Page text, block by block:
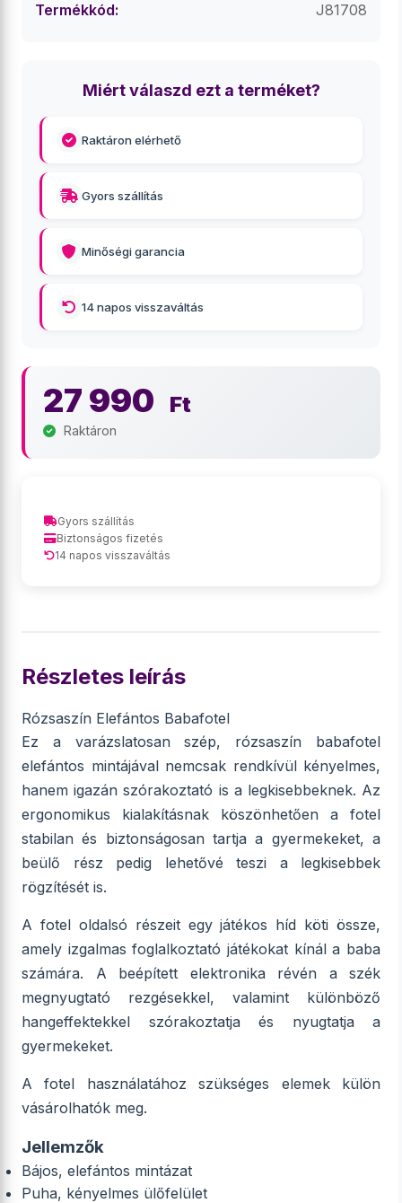
Termékkód: J81708
Miért válaszd ezt a terméket?
Raktáron elérhető
Gyors szállítás
Minőségi garancia
14 napos visszaváltás
27 990 Ft
Raktáron
Gyors szállítás
Biztonságos fizetés
14 napos visszaváltás
Részletes leírás
Rózsaszín Elefántos Babafotel
Ez a varázslatosan szép, rózsaszín babafotel
elefántos mintájával nemcsak rendkívül kényelmes,
hanem igazán szórakoztató is a legkisebbeknek. Az
ergonomikus kialakításnak köszönhetően a fotel
stabilan és biztonságosan tartja a gyermekeket, a
beülő rész pedig lehetővé teszi a legkisebbek
rögzítését is.
A fotel oldalsó részeit egy játékos híd köti össze,
amely izgalmas foglalkoztató játékokat kínál a baba
számára. A beépített elektronika révén a szék
megnyugtató rezgésekkel, valamint különböző
hangeffektekkel szórakoztatja és nyugtatja a
gyermekeket.
A fotel használatához szükséges elemek külön
vásárolhatók meg.
Jellemzők
Bájos, elefántos mintázat
Puha, kényelmes ülőfelület